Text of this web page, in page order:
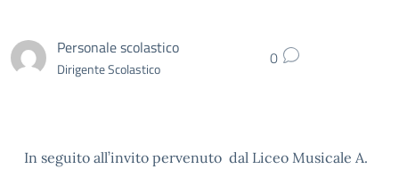
Personale scolastico
Dirigente Scolastico 0
In seguito all’invito pervenuto dal Liceo Musicale A.